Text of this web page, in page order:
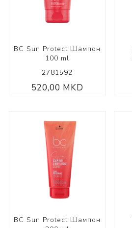
BC Sun Protect Шампон
100 ml
2781592
520,00 MKD
BC Sun Protect Шампон